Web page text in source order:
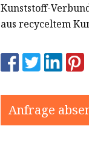
Kunststoff-
aus recyceltem
Anfrage